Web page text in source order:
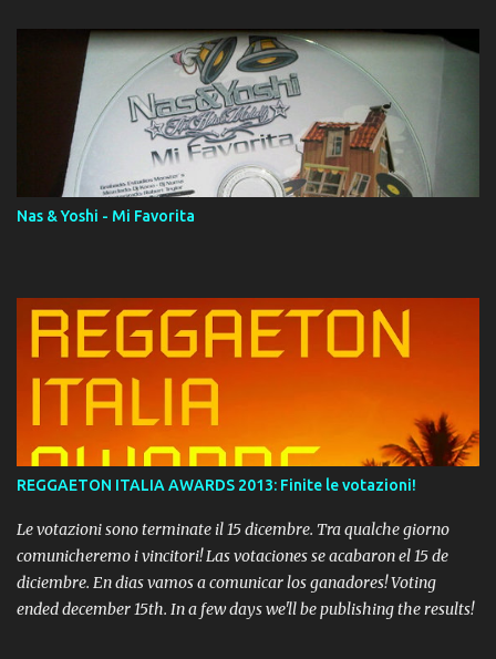
Digital Booklet – Invicto ----------------------------- Nota:
Album proposto al massimo della qualità in formato iTunes Plus
AAC M4A; comprato su iTunes e a disposizione vostra per il
download. REGGAETON ITALIA Nosotros Somos Los Del
Momento!
Nas & Yoshi - Mi Favorita
REGGAETON ITALIA AWARDS 2013: Finite le votazioni!
Le votazioni sono terminate il 15 dicembre. Tra qualche giorno
comunicheremo i vincitori! Las votaciones se acabaron el 15 de
diciembre. En dias vamos a comunicar los ganadores! Voting
ended december 15th. In a few days we'll be publishing the results!